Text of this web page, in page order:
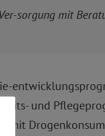
sorgung mit
und
mit